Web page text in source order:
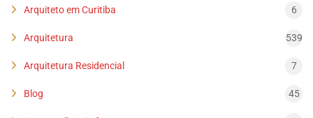
Arquiteto em Curitiba 6
Arquitetura 539
Arquitetura Residencial 7
Blog 45